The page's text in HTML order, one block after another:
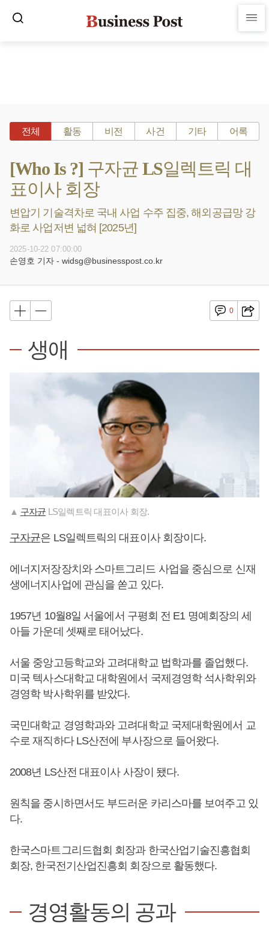
전체 활동 비전 사건 기타 어록
[Who Is ?] 구자균 LS일렉트릭 대
표이사 회장
변압기 기술격차로 국내 사업 수주 집중, 해외공급망 강
화로 사업저변 넓혀 [2025년]
2025-10-22 07:00:00
손영호 기자 - widsg@businesspost.co.kr
0
생애
▲ 구자균 LS일렉트릭 대표이사 회장.
구자균은 LS일렉트릭의 대표이사 회장이다.
에너지저장장치와 스마트그리드 사업을 중심으로 신재
생에너지사업에 관심을 쏟고 있다.
1957년 10월8일 서울에서 구평회 전 E1 명예회장의 세
아들 가운데 셋째로 태어났다.
서울 중앙고등학교와 고려대학교 법학과를 졸업했다.
미국 텍사스대학교 대학원에서 국제경영학 석사학위와
경영학 박사학위를 받았다.
국민대학교 경영학과와 고려대학교 국제대학원에서 교
수로 재직하다 LS산전에 부사장으로 들어왔다.
2008년 LS산전 대표이사 사장이 됐다.
원칙을 중시하면서도 부드러운 카리스마를 보여주고 있
다.
한국스마트그리드협회 회장과 한국산업기술진흥협회
회장, 한국전기산업진흥회 회장으로 활동했다.
경영활동의 공과